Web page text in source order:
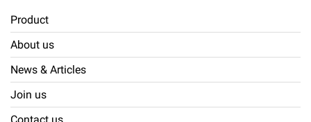
Product
About us
News & Articles
Join us